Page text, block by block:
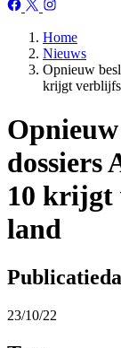
Home
Nieuws
Opnieuw
krijgt
dossiers
10 krijgt
land
23/10/22